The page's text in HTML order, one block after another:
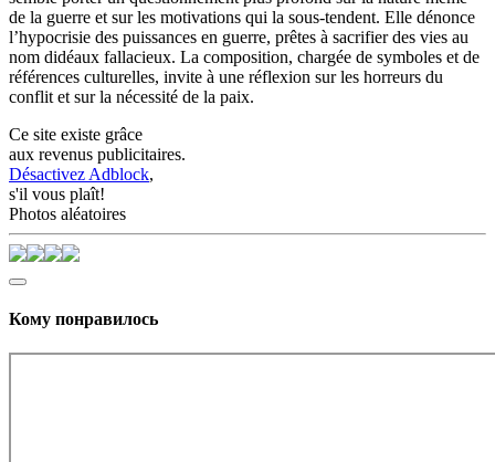
de la guerre et sur les motivations qui la sous-tendent. Elle dénonce
l’hypocrisie des puissances en guerre, prêtes à sacrifier des vies au
nom didéaux fallacieux. La composition, chargée de symboles et de
références culturelles, invite à une réflexion sur les horreurs du
conflit et sur la nécessité de la paix.
Ce site existe grâce
aux revenus publicitaires.
Désactivez Adblock,
s'il vous plaît!
Photos aléatoires
Кому понравилось